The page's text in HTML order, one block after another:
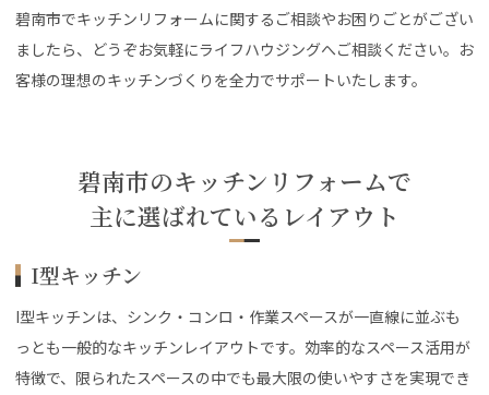
碧南市でキッチンリフォームに関するご相談やお困りごとがござい
ましたら、どうぞお気軽にライフハウジングへご相談ください。お
客様の理想のキッチンづくりを全力でサポートいたします。
碧南市のキッチンリフォームで
主に選ばれているレイアウト
I型キッチン
I型キッチンは、シンク・コンロ・作業スペースが一直線に並ぶも
っとも一般的なキッチンレイアウトです。効率的なスペース活用が
特徴で、限られたスペースの中でも最大限の使いやすさを実現でき